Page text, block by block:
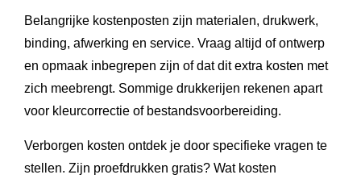
Belangrijke kostenposten zijn materialen, drukwerk,
binding, afwerking en service. Vraag altijd of ontwerp
en opmaak inbegrepen zijn of dat dit extra kosten met
zich meebrengt. Sommige drukkerijen rekenen apart
voor kleurcorrectie of bestandsvoorbereiding.
Verborgen kosten ontdek je door specifieke vragen te
stellen. Zijn proefdrukken gratis? Wat kosten